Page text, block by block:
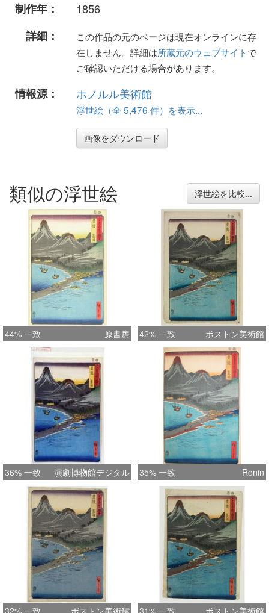
制作年：
1856
詳細：
この作品の元のページは現在オンラインに存
在しません。詳細は所蔵元のウェブサイトで
ご確認いただける場合があります。
情報源： ホノルル美術館
浮世絵（全 5,476 件）を表示...
画像をダウンロード
類似の浮世絵 浮世絵を比較...
44% 一致 原書房 42% 一致 ボストン美術館
36% 一致 演劇博物館デジタル 35% 一致 Ronin